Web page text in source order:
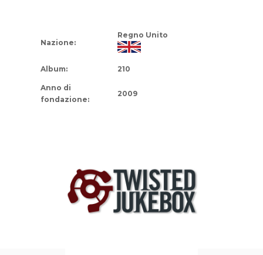
Nazione:
Regno Unito
Album: 210
Anno di
fondazione:
2009